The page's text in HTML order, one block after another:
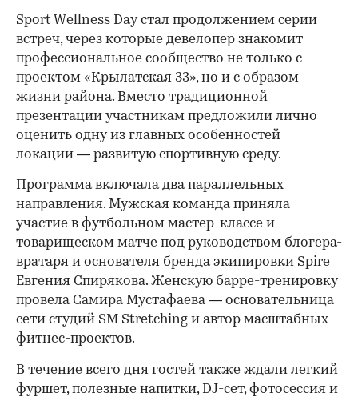
Sport Wellness Day стал продолжением серии
встреч, через которые девелопер знакомит
профессиональное сообщество не только с
проектом «Крылатская 33», но и с образом
жизни района. Вместо традиционной
презентации участникам предложили лично
оценить одну из главных особенностей
локации — развитую спортивную среду.
Программа включала два параллельных
направления. Мужская команда приняла
участие в футбольном мастер-классе и
товарищеском матче под руководством блогера-
вратаря и основателя бренда экипировки Spire
Евгения Спирякова. Женскую барре-тренировку
провела Самира Мустафаева — основательница
сети студий SM Stretching и автор масштабных
фитнес-проектов.
В течение всего дня гостей также ждали легкий
фуршет, полезные напитки, DJ-сет, фотосессия и